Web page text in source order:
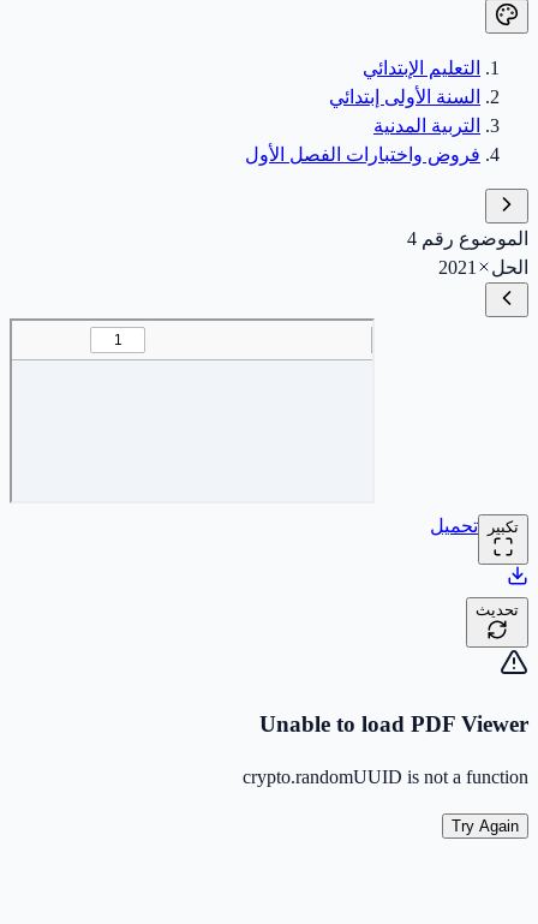
التعليم الإبتدائي
السنة الأولى إبتدائي
التربية المدنية
فروض واختبارات الفصل الأول
الموضوع رقم 4
الحل
2021
تكبير تحميل
تحديث
Unable to load PDF Viewer
crypto.randomUUID is not a function
Try Again